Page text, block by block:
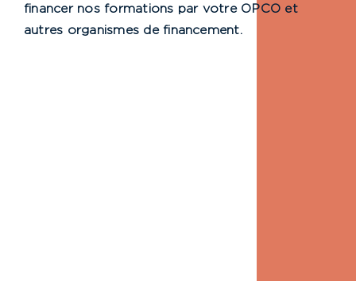
financer nos formations par votre OPCO et
autres organismes de financement.